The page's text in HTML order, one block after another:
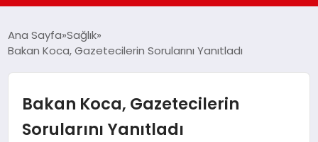
GUNCEL
Ana Sayfa Sağlık
Bakan Koca, Gazetecilerin Sorularını Yanıtladı
Bakan Koca, Gazetecilerin
Sorularını Yanıtladı